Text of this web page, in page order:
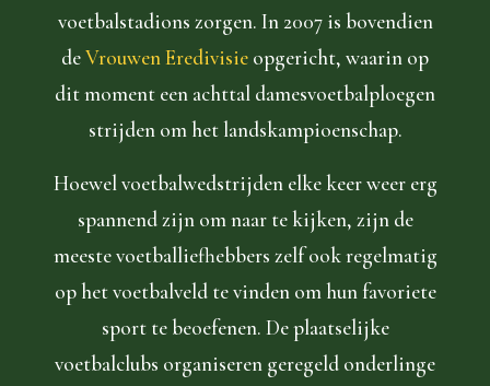
voetbalstadions zorgen. In 2007 is bovendien
deVrouwen Eredivisie opgericht, waarin op
dit moment een achttal damesvoetbalploegen
strijden om het landskampioenschap.
Hoewel voetbalwedstrijden elke keer weer erg
spannend zijn om naar te kijken, zijn de
meeste voetballiefhebbers zelf ook regelmatig
op het voetbalveld te vinden om hun favoriete
sport te beoefenen. De plaatselijke
voetbalclubs organiseren geregeld onderlinge